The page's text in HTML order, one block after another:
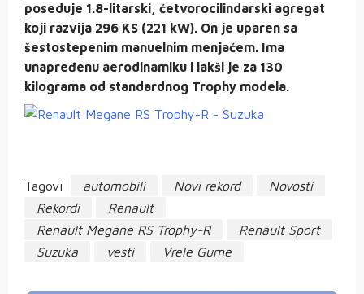
poseduje 1.8-litarski, četvorocilindarski agregat
koji razvija 296 KS (221 kW). On je uparen sa
šestostepenim manuelnim menjačem. Ima
unapređenu aerodinamiku i lakši je za 130
kilograma od standardnog Trophy modela.
Tagovi automobili Novi rekord
Novosti
Rekordi
Renault
Renault Megane RS Trophy-R
Renault Sport
Suzuka
vesti Vrele Gume